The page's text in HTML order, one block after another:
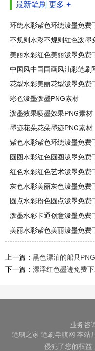
最新笔刷 更多 +
环绕水彩紫色环绕泼墨免费
不规则水彩不规则红色泼墨
美丽水彩红色美丽泼墨免费
中国风中国国画风油彩笔刷
图片
花型水彩美丽花型泼墨免费
彩色泼墨泼墨PNG素材
泼墨效果喷墨效果PNG素材
墨迹花朵花朵墨迹PNG素材
紫色水彩紫色环绕泼墨免费
圆圈水彩红色圆圈泼墨免费
红色水彩红色艺术泼墨免费
灰色水彩美丽灰色泼墨免费
圆点水彩粉色圆点泼墨免费
泼墨水彩卡通创意泼墨免费
美丽水彩紫色美丽泼墨免费
上一篇：黑色漂泊的船只
下一篇：漂浮红色墨迹免费
业务咨
笔刷之家 笔刷导航网 本站
侵犯了您的权益